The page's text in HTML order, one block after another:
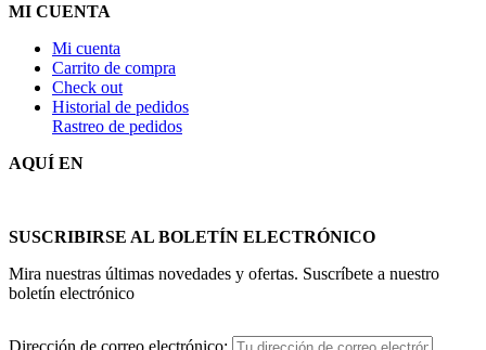
MI CUENTA
Mi cuenta
Carrito de compra
Check out
Historial de pedidos
Rastreo de pedidos
AQUÍ EN
SUSCRIBIRSE AL BOLETÍN ELECTRÓNICO
Mira nuestras últimas novedades y ofertas. Suscríbete a nuestro
boletín electrónico
Dirección de correo electrónico: